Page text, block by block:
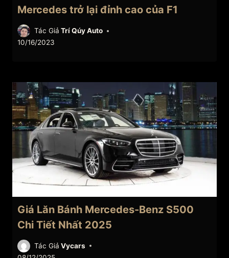
Mercedes trở lại đỉnh cao của F1
Tác Giả Trí Qúy Auto
10/16/2023
Giá Lăn Bánh Mercedes-Benz S500
Chi Tiết Nhất 2025
Tác Giả Vycars